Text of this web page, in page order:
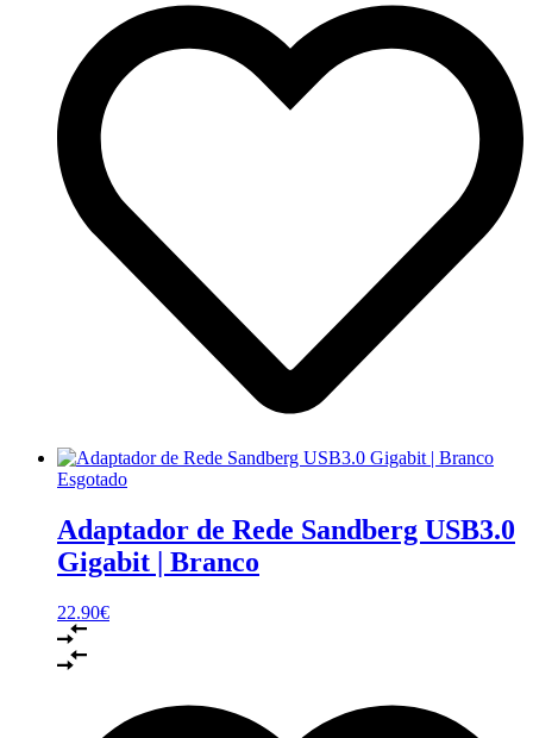
Esgotado
Adaptador de Rede Sandberg USB3.0
Gigabit | Branco
22.90€